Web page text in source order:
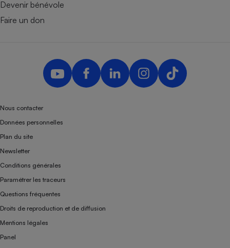
Devenir bénévole
Faire un don
Nous contacter
Données personnelles
Plan du site
Newsletter
Conditions générales
Paramétrer les traceurs
Questions fréquentes
Droits de reproduction et de diffusion
Mentions légales
Panel